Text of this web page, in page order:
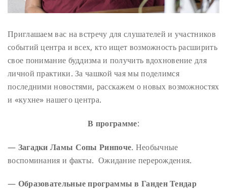
Приглашаем вас на встречу для слушателей и участников
событий центра и всех, кто ищет возможность расширить
свое понимание буддизма и получить вдохновение для
личной практики. За чашкой чая мы поделимся
последними новостями, расскажем о новых возможностях
и «кухне» нашего центра.
В программе:
— Загадки Ламы Сопы Ринпоче. Необычные
воспоминания и факты. Ожидание перерождения.
— Образовательные программы в Ганден Тендар